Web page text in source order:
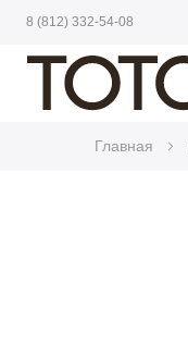
8 (812) 332-54-08
Главная